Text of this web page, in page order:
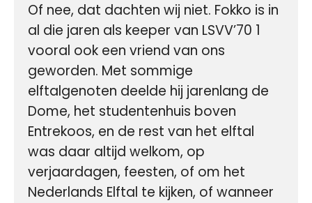
Of nee, dat dachten wij niet. Fokko is in
al die jaren als keeper van LSVV’70 1
vooral ook een vriend van ons
geworden. Met sommige
elftalgenoten deelde hij jarenlang de
Dome, het studentenhuis boven
Entrekoos, en de rest van het elftal
was daar altijd welkom, op
verjaardagen, feesten, of om het
Nederlands Elftal te kijken, of wanneer